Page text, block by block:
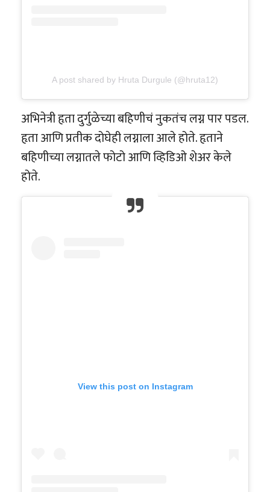
A post shared by Hruta Durgule (@hruta12)
अभिनेत्री हृता दुर्गुळेच्या बहिणीचं नुकतंच लग्न पार पडल.
हृता आणि प्रतीक दोघेही लग्नाला आले होते. हृताने
बहिणीच्या लग्नातले फोटो आणि व्हिडिओ शेअर केले
होते.
View this post on Instagram